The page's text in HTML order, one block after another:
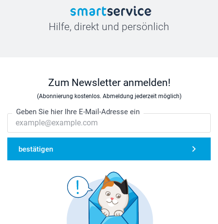
Hilfe, direkt und persönlich
Zum Newsletter anmelden!
(Abonnierung kostenlos. Abmeldung jederzeit möglich)
Geben Sie hier Ihre E-Mail-Adresse ein
bestätigen